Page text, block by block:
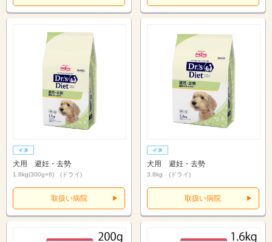
犬用 避妊・去勢
1.8kg(300g×6) (ドライ)
取扱い病院
犬用 避妊・去勢
3.8kg (ドライ)
取扱い病院